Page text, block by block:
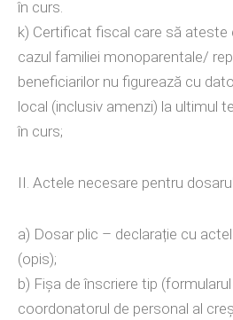
în curs.
k) Certificat fiscal care să ateste
cazul familiei monoparentale/
beneficiarilor nu figurează cu
local (inclusiv amenzi) la ultimul
în curs;
II. Actele necesare pentru
a) Dosar plic – declarație cu
(opis);
b) Fișa de înscriere tip
coordonatorul de personal al